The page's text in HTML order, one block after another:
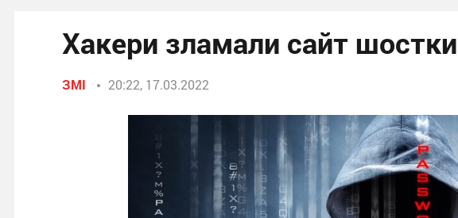
Хакери зламали сайт
ЗМІ 20:22, 17.03.2022